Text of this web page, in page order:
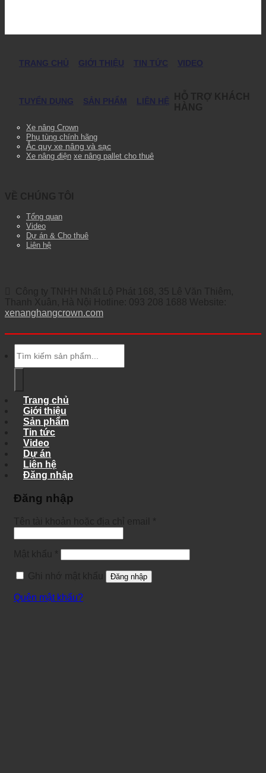
TRANG CHỦ GIỚI THIỆU TIN TỨC VIDEO
TUYỂN DỤNG SẢN PHẨM LIÊN HỆ
Xe nâng Crown
Phụ tùng chính hãng
Ắc quy xe nâng và sạc
Xe nâng điện xe nâng pallet cho thuê
Tổng quan
Video
Dự án & Cho thuê
Liên hệ
xenanghangcrown.com
kiếm:
Trang chủ
Giới thiệu
Sản phẩm
Tin tức
Video
Dự án
Liên hệ
Đăng nhập
Đăng nhập
Đăng nhập
Quên mật khẩu?